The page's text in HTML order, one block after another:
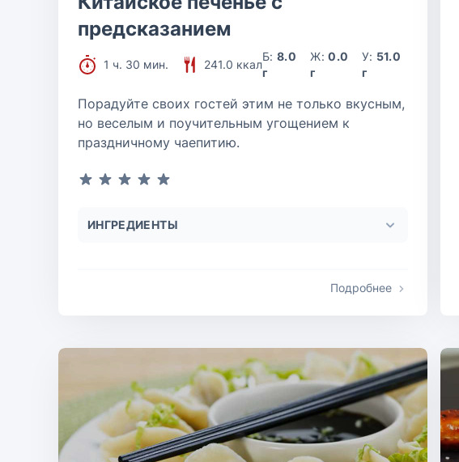
предсказанием
1 ч. 30 мин. 241.0 ккал
Б:8.0
г
Ж:0.0
г
У: 51.0
г
Порадуйте своих гостей этим не только вкусным,
но веселым и поучительным угощением к
праздничному чаепитию.
ИНГРЕДИЕНТЫ
Подробнее